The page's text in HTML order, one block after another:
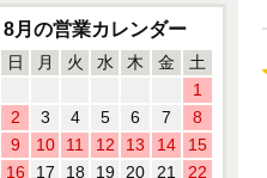
8月の営業カレンダー
日 月 火 水 木 金
土
1
2
3 4 5 6 7
8
9
10 11 12 13 14
15
16
17 18 19 20 21
22